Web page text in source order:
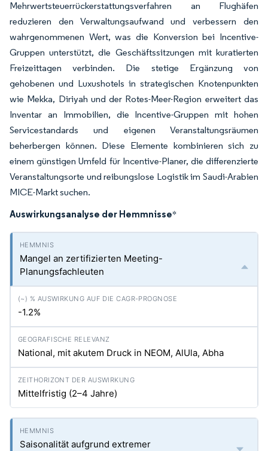
Mehrwertsteuerrückerstattungsverfahren an Flughäfen
reduzieren den Verwaltungsaufwand und verbessern den
wahrgenommenen Wert, was die Konversion bei Incentive-
Gruppen unterstützt, die Geschäftssitzungen mit kuratierten
Freizeittagen verbinden. Die stetige Ergänzung von
gehobenen und Luxushotels in strategischen Knotenpunkten
wie Mekka, Diriyah und der Rotes-Meer-Region erweitert das
Inventar an Immobilien, die Incentive-Gruppen mit hohen
Servicestandards und eigenen Veranstaltungsräumen
beherbergen können. Diese Elemente kombinieren sich zu
einem günstigen Umfeld für Incentive-Planer, die differenzierte
Veranstaltungsorte und reibungslose Logistik im Saudi-Arabien
MICE-Markt suchen.
Auswirkungsanalyse der Hemmnisse*
Mangel an zertifizierten Meeting-
Planungsfachleuten
-1.2%
National, mit akutem Druck in NEOM, AlUla, Abha
Mittelfristig (2–4 Jahre)
Saisonalität aufgrund extremer